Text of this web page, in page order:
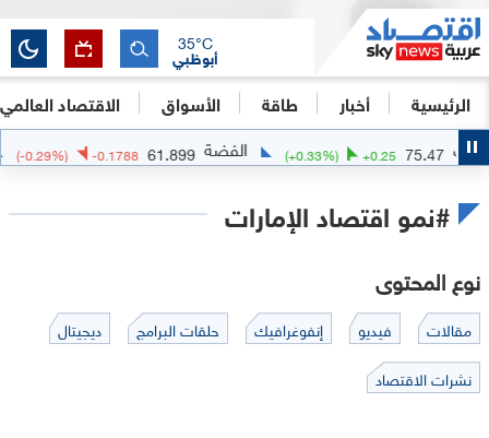
الرئيسية أخبار طاقة الأسواق الاقتصاد العالمي
أبوظبي
35°C
(+0.33 %) الفضة 61.899
-0.1788
-0.29%) الذهب
#نمو اقتصاد الإمارات
نوع المحتوى
مقالات فيديو إنفوغرافيك حلقات البرامج
ديجيتال
نشرات الاقتصاد